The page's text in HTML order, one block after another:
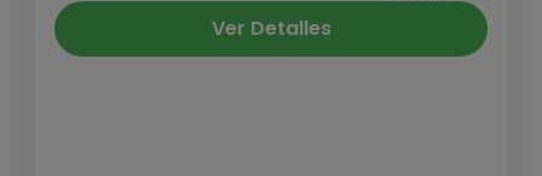
todo pirineísta...
Pirineo y Prepirineo,Valle de Tena
Ver Detalles